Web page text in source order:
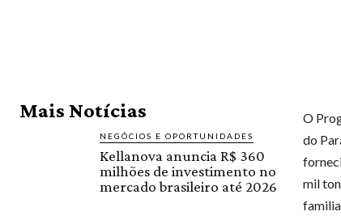
Mais Notícias
NEGÓCIOS E OPORTUNIDADES
Kellanova anuncia R$ 360
milhões de investimento no
mercado brasileiro até 2026
O
do
mil